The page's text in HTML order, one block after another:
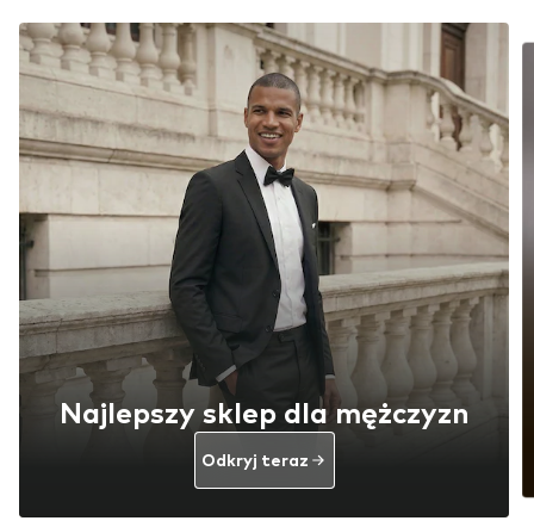
Najlepszy sklep dla mężczyzn
Odkryj teraz